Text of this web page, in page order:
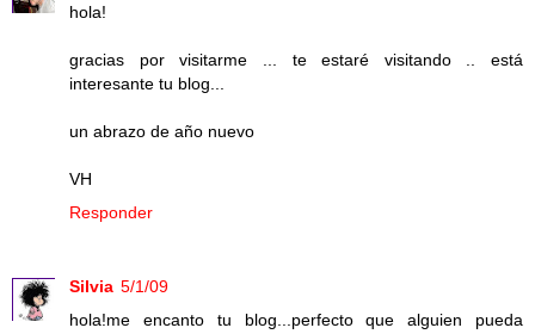
hola!
gracias por visitarme ... te estaré visitando .. está
interesante tu blog...
un abrazo de año nuevo
VH
Responder
Silvia 5/1/09
hola!me encanto tu blog...perfecto que alguien pueda